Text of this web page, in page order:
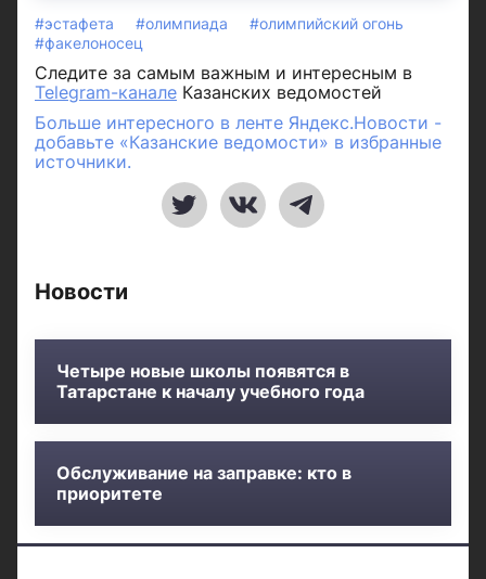
#эстафета #олимпиада
#олимпийский огонь
#факелоносец
Следите за самым важным и интересным в
Telegram-канале Казанских ведомостей
Больше интересного в ленте Яндекс.Новости -
добавьте «Казанские ведомости» в избранные
источники.
Новости
Четыре новые школы появятся в
Татарстане к началу учебного года
Обслуживание на заправке: кто в
приоритете